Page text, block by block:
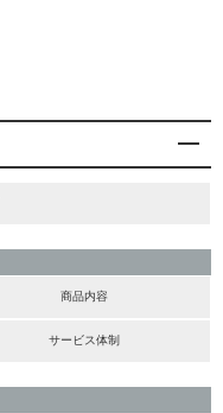
商品内容
サービス体制